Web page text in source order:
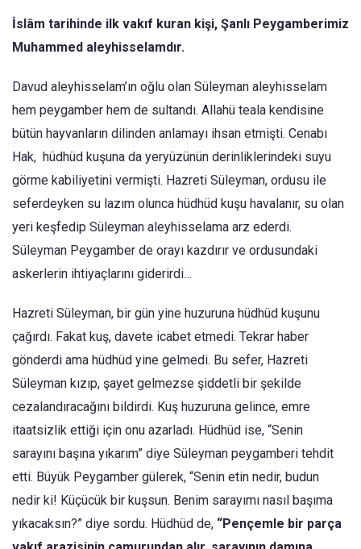
İslâm tarihinde ilk vakıf kuran kişi, Şanlı Peygamberimiz
Muhammed aleyhisselamdır.
Davud aleyhisselam’ın oğlu olan Süleyman aleyhisselam
hem peygamber hem de sultandı. Allahü teala kendisine
bütün hayvanların dilinden anlamayı ihsan etmişti. Cenabı
Hak, hüdhüd kuşuna da yeryüzünün derinliklerindeki suyu
görme kabiliyetini vermişti. Hazreti Süleyman, ordusu ile
seferdeyken su lazım olunca hüdhüd kuşu havalanır, su olan
yeri keşfedip Süleyman aleyhisselama arz ederdi.
Süleyman Peygamber de orayı kazdırır ve ordusundaki
askerlerin ihtiyaçlarını giderirdi…
Hazreti Süleyman, bir gün yine huzuruna hüdhüd kuşunu
çağırdı. Fakat kuş, davete icabet etmedi. Tekrar haber
gönderdi ama hüdhüd yine gelmedi. Bu sefer, Hazreti
Süleyman kızıp, şayet gelmezse şiddetli bir şekilde
cezalandıracağını bildirdi. Kuş huzuruna gelince, emre
itaatsizlik ettiği için onu azarladı. Hüdhüd ise, “Senin
sarayını başına yıkarım” diye Süleyman peygamberi tehdit
etti. Büyük Peygamber gülerek, “Senin etin nedir, budun
nedir ki! Küçücük bir kuşsun. Benim sarayımı nasıl başıma
yıkacaksın?” diye sordu. Hüdhüd de, “Pençemle bir parça